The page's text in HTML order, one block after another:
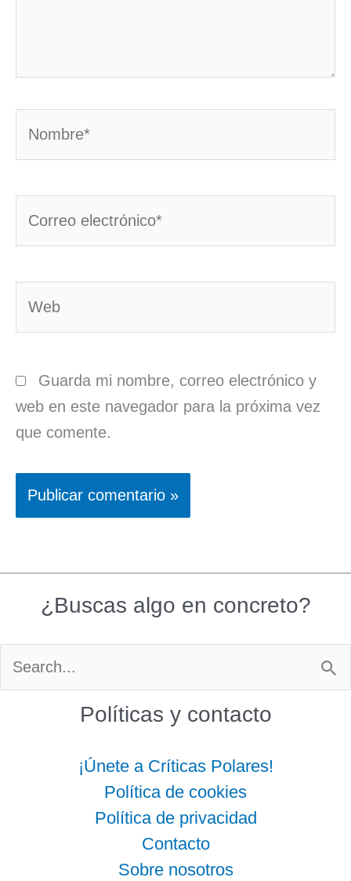
Guarda mi nombre, correo electrónico y
web en este navegador para la próxima vez
que comente.
¿Buscas algo en concreto?
Buscar
Políticas y contacto
¡Únete a Críticas Polares!
Política de cookies
Política de privacidad
Contacto
Sobre nosotros